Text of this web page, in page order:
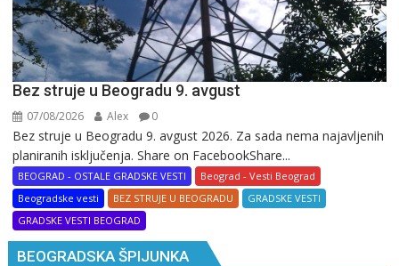
Bez struje u Beogradu 9. avgust
07/08/2026 Alex 0
Bez struje u Beogradu 9. avgust 2026. Za sada nema najavljenih
planiranih isključenja. Share on FacebookShare...
BEOGRAD - OSTALE GRADSKE VESTI
Beograd - Vesti Beograd
Beogradske vesti
BEZ STRUJE U BEOGRADU
GRADSKE VESTI
GRADSKE VESTI BEOGRAD
BEOGRADSKA ŠPIJUNKA